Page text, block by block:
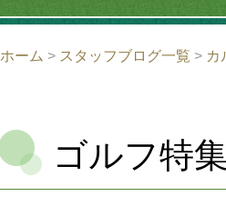
ホーム > スタッフブログ一覧 > カ
ゴルフ特集